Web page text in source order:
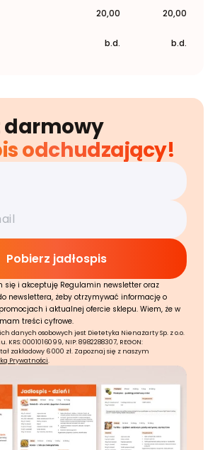
20,00 20,00
b.d. b.d.
darmowy
odchudzający!
się i akceptuję Regulamin newsletter oraz
newslettera, żeby otrzymywać informację o
i aktualnej ofercie sklepu. Wiem, że w
treści cyfrowe.
danych osobowych jest Dietetyka Nienażarty Sp. z o.o.
KRS: 0001016099, NIP: 8982288307, REGON:
zakładowy 6 000 zł. Zapoznaj się z naszym
Prywatności.